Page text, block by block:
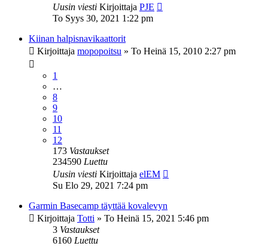
Uusin viesti Kirjoittaja PJE
To Syys 30, 2021 1:22 pm
Kiinan halpisnavikaattorit
Kirjoittaja mopopoitsu » To Heinä 15, 2010 2:27 pm
1
…
8
9
10
11
12
173 Vastaukset
234590 Luettu
Uusin viesti Kirjoittaja elEM
Su Elo 29, 2021 7:24 pm
Garmin Basecamp täyttää kovalevyn
Kirjoittaja Totti » To Heinä 15, 2021 5:46 pm
3 Vastaukset
6160 Luettu